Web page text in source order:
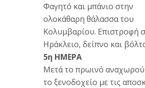
Φαγητό και μπάνιο στην
ολοκάθαρη θάλασσα του
Κολυμβαρίου. Επιστροφή
Ηράκλειο, δείπνο και
5η ΗΜΕΡΑ
Μετά το πρωινό
το ξενοδοχείο με τις